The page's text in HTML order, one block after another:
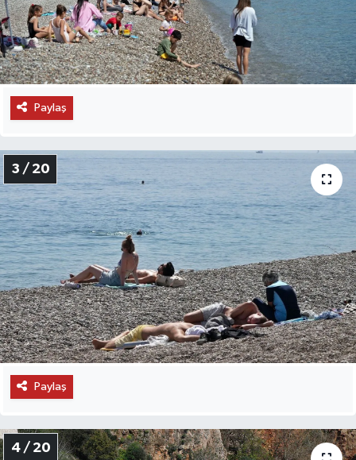
Paylaş
3 / 20
Paylaş
4 / 20